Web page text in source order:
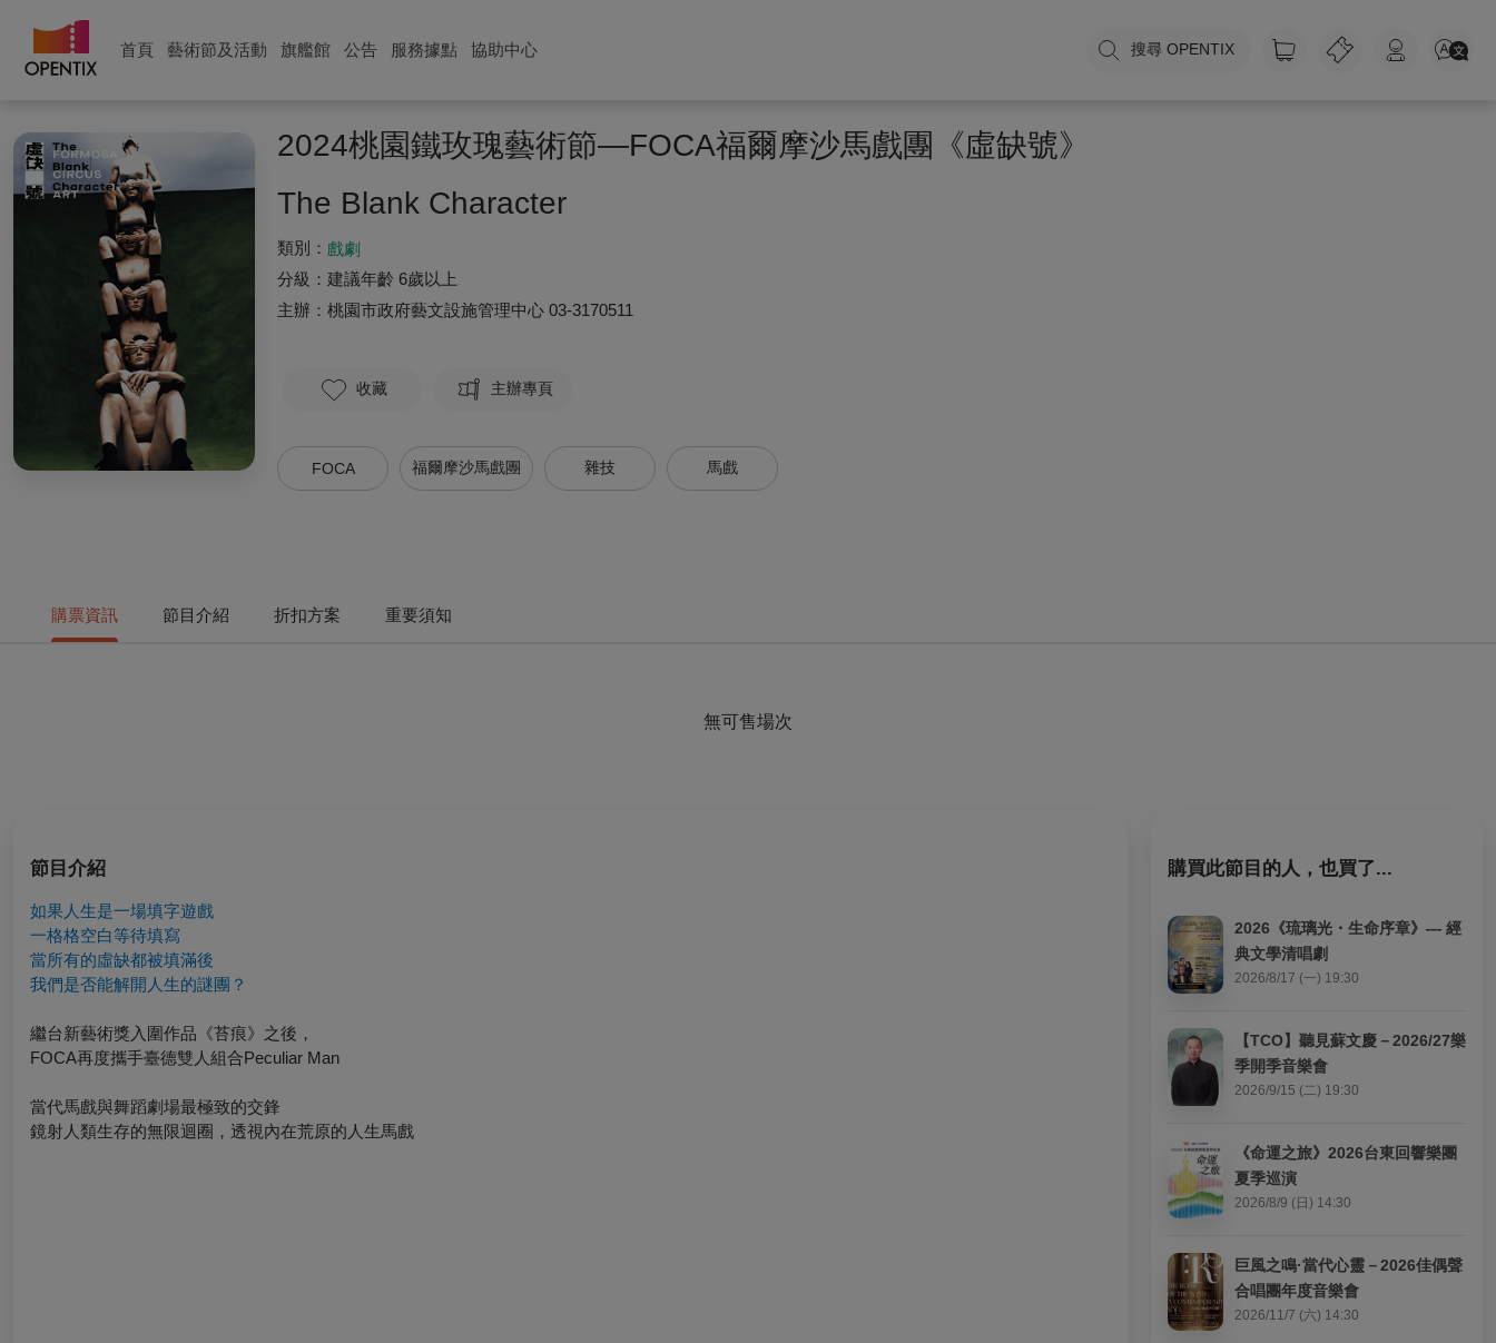
首頁 藝術節及活動 旗艦館 公告 服務據點 協助中心 搜尋 OPENTIX
2024桃園鐵玫瑰藝術節—FOCA福爾摩沙馬戲團《虛缺號》
The Blank Character
類別： 戲劇
分級： 建議年齡 6歲以上
主辦： 桃園市政府藝文設施管理中心 03-3170511
收藏 主辦專頁
FOCA 福爾摩沙馬戲團 雜技 馬戲
購票資訊 節目介紹 折扣方案 重要須知
無可售場次
節目介紹
如果人生是一場填字遊戲
一格格空白等待填寫
當所有的虛缺都被填滿後
我們是否能解開人生的謎團？
繼台新藝術獎入圍作品《苔痕》之後，
FOCA再度攜手臺德雙人組合Peculiar Man
當代馬戲與舞蹈劇場最極致的交鋒
鏡射人類生存的無限迴圈，透視內在荒原的人生馬戲
購買此節目的人，也買了...
2026《琉璃光・生命序章》— 經
典文學清唱劇
2026/8/17 (一) 19:30
【TCO】聽見蘇文慶－2026/27樂
季開季音樂會
2026/9/15 (二) 19:30
《命運之旅》2026台東回響樂團
夏季巡演
2026/8/9 (日) 14:30
巨風之鳴·當代心靈－2026佳偶聲
合唱團年度音樂會
2026/11/7 (六) 14:30